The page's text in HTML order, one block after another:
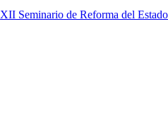
XII Seminario de Reforma del